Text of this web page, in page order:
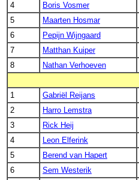
4
Boris Vosmer
5
Maarten Hosmar
6
Pepijn Wijngaard
7
Matthan Kuiper
8
Nathan Verhoeven
1
Gabriël Reijans
2
Harro Lemstra
3
Rick Heij
4
Leon Elferink
5
Berend van Hapert
6
Sem Westerik